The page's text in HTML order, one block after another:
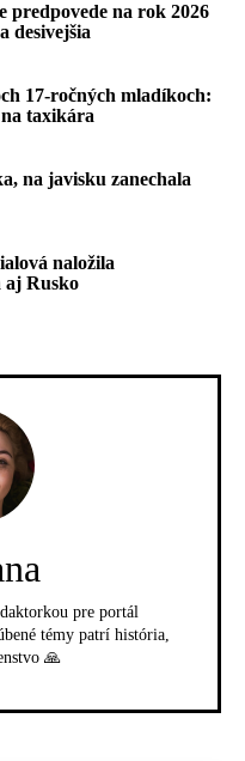
predpovede na rok 2026
desivejšia
17-ročných mladíkoch:
taxikára
na javisku zanechala
naložila
aj Rusko
pre portál
témy patrí história,
🙏